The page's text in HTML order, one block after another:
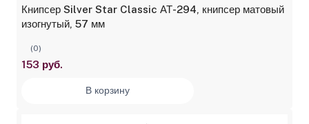
Книпсер Silver Star Classic АТ-294, книпсер матовый
изогнутый, 57 мм
(0)
153 руб.
В корзину